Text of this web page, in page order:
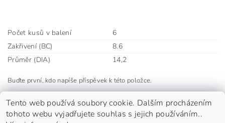
Počet kusů v balení
6
Zakřivení (BC)
8.6
Průměr (DIA)
14,2
Buďte první, kdo napíše příspěvek k této položce.
Přidat komentář
Tento web používá soubory cookie. Dalším procházením
tohoto webu vyjadřujete souhlas s jejich používáním..